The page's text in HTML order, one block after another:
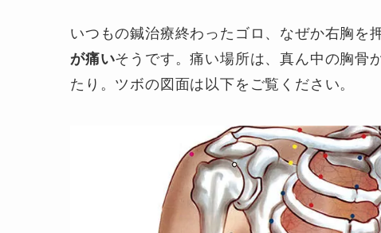
いつもの鍼治療終わったゴロ、なぜか右胸を
が痛いそうです。痛い場所は、真ん中の胸骨
たり。ツボの図面は以下をご覧ください。